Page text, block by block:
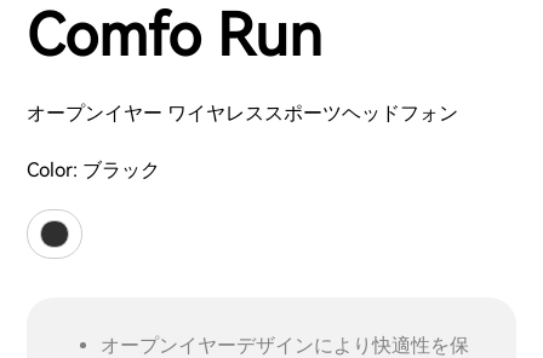
Comfo Run
オープンイヤー ワイヤレススポーツヘッドフォン
Color: ブラック
オープンイヤーデザインにより快適性を保